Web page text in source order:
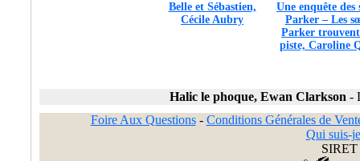
Belle et Sébastien,
Cécile Aubry
Une enquête des
Parker – Les
Parker
piste, Caroline
Halic le phoque, Ewan Clarkson -
Foire Aux Questions- Conditions Générales de
Qui suis-
SIRET